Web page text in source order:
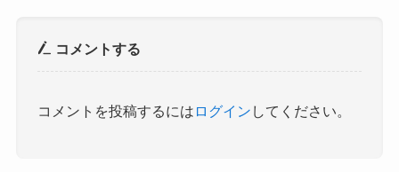
コメントする
コメントを投稿するには ログイン してください。